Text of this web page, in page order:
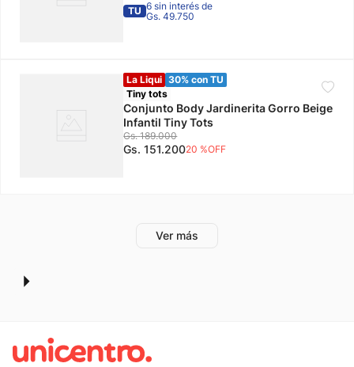
TU 6 sin interés de
Gs. 49.750
La Liqui 30% con TU
Tiny tots
Conjunto Body Jardinerita Gorro Beige
Infantil Tiny Tots
Gs. 189.000
Gs. 151.20020 %OFF